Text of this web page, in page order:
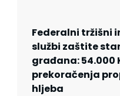
Federalni tržišni
službi zaštite
građana: 54.000
prekoračenja
hljeba